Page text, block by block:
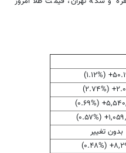
(۱.۱۲%)
(۲.۷۴%)
(۰.۶۹%)
(۰.۵۷%)
بدون تغییر
(۰.۴۸%)